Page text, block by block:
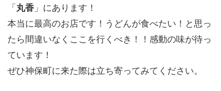
「 丸香 」にあります！
本当に最高のお店です！うどんが食べたい！と思っ
たら間違いなくここを行くべき！！感動の味が待っ
ています！
ぜひ神保町に来た際は立ち寄ってみてください。